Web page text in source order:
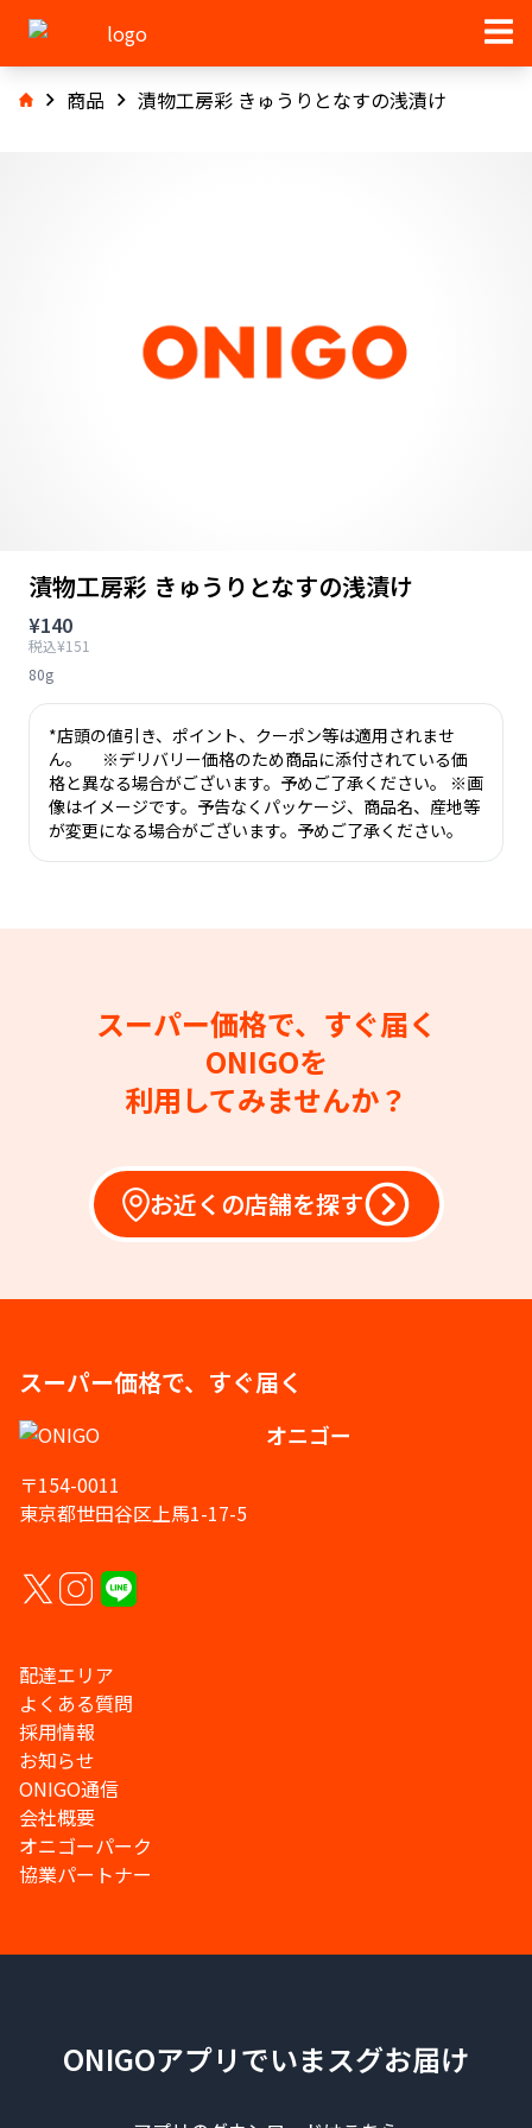
商品 漬物工房彩 きゅうりとなすの浅漬け
漬物工房彩 きゅうりとなすの浅漬け
¥140
税込¥151
80g
*店頭の値引き、ポイント、クーポン等は適用されませ
ん。 ※デリバリー価格のため商品に添付されている価
格と異なる場合がございます。予めご了承ください。 ※画
像はイメージです。予告なくパッケージ、商品名、産地等
が変更になる場合がございます。予めご了承ください。
スーパー価格で、すぐ届く
ONIGOを
利用してみませんか？
お近くの店舗を探す
スーパー価格で、すぐ届く
オニゴー
〒154-0011
東京都世田谷区上馬1-17-5
配達エリア
よくある質問
採用情報
お知らせ
ONIGO通信
会社概要
オニゴーパーク
協業パートナー
ONIGOアプリでいまスグお届け